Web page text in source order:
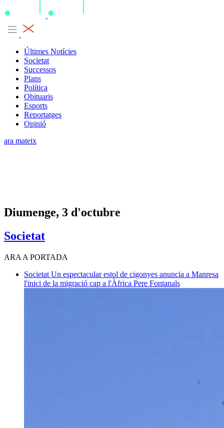
Últimes Notícies
Societat
Successos
Plans
Política
Obituaris
Esports
Reportatges
Opinió
ara mateix
Diumenge, 3 d'octubre
Societat
ARA A PORTADA
Societat Un espectacular estol de cigonyes anuncia a Manresa
l'inici de la migració cap a l'Àfrica Pere Fontanals